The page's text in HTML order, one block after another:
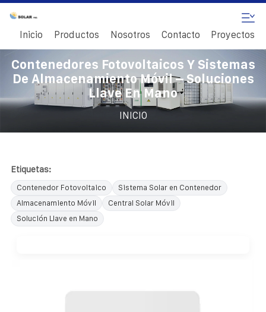
Inicio Productos Nosotros Contacto Proyectos
Contenedores Fotovoltaicos Y Sistemas
De Almacenamiento Móvil – Soluciones
Llave En Mano
INICIO
Etiquetas:
Contenedor Fotovoltaico
Sistema Solar en Contenedor
Almacenamiento Móvil
Central Solar Móvil
Solución Llave en Mano